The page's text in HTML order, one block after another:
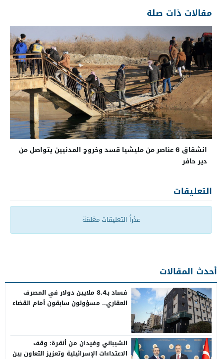
مقالات ذات صلة
انشقاق 6 عناصر من مليشيا قسد وخروج المدنيين يتواصل من
دير حافر
التعليقات
عذراً التعليقات مغلقة
أحدث المقالات
فساد بـ8.4 ملايين دولار في المصرف
العقاري.. مسؤولون سابقون أمام القضاء
الشيباني وفيدان من أنقرة: وقف
الاعتداءات الإسرائيلية وتعزيز التعاون بين